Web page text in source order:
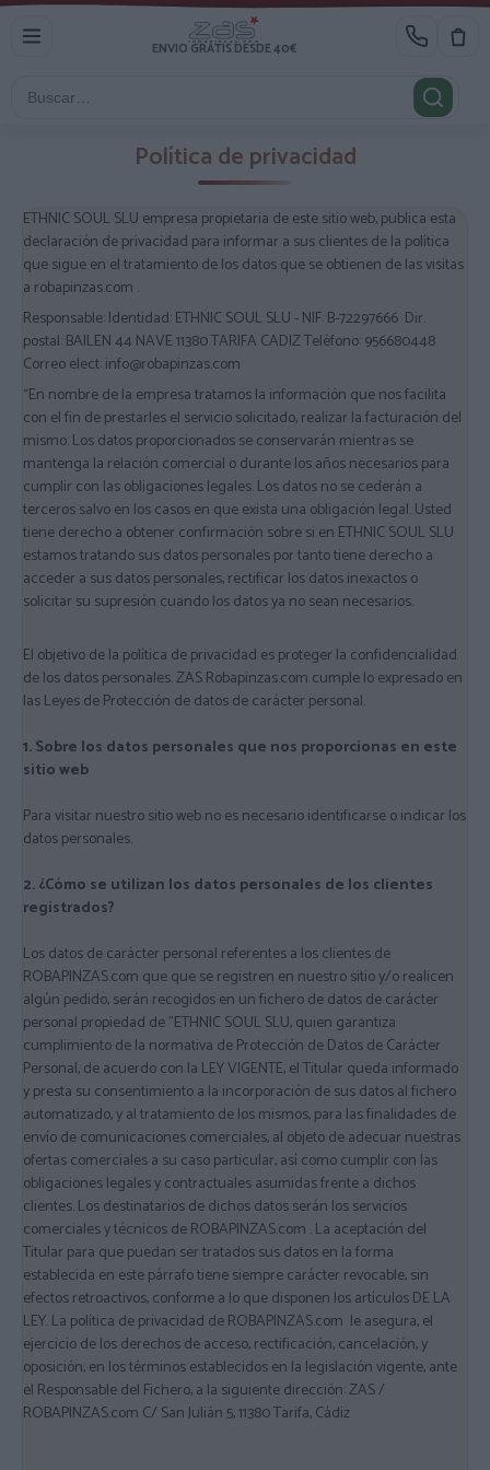
ENVIO GRATIS DESDE 40€
Política de privacidad
ETHNIC SOUL SLU empresa propietaria de este sitio web, publica esta
declaración de privacidad para informar a sus clientes de la política
que sigue en el tratamiento de los datos que se obtienen de las visitas
a robapinzas.com .
Responsable: Identidad: ETHNIC SOUL SLU - NIF: B-72297666 Dir.
postal: BAILEN 44 NAVE 11380 TARIFA CADIZ Teléfono: 956680448
Correo elect: info@robapinzas.com
“En nombre de la empresa tratamos la información que nos facilita
con el fin de prestarles el servicio solicitado, realizar la facturación del
mismo. Los datos proporcionados se conservarán mientras se
mantenga la relación comercial o durante los años necesarios para
cumplir con las obligaciones legales. Los datos no se cederán a
terceros salvo en los casos en que exista una obligación legal. Usted
tiene derecho a obtener confirmación sobre si en ETHNIC SOUL SLU
estamos tratando sus datos personales por tanto tiene derecho a
acceder a sus datos personales, rectificar los datos inexactos o
solicitar su supresión cuando los datos ya no sean necesarios.
El objetivo de la política de privacidad es proteger la confidencialidad
de los datos personales. ZAS Robapinzas.com cumple lo expresado en
las Leyes de Protección de datos de carácter personal.
1. Sobre los datos personales que nos proporcionas en este
sitio web
Para visitar nuestro sitio web no es necesario identificarse o indicar los
datos personales.
2. ¿Cómo se utilizan los datos personales de los clientes
registrados?
Los datos de carácter personal referentes a los clientes de
ROBAPINZAS.com que que se registren en nuestro sitio y/o realicen
algún pedido, serán recogidos en un fichero de datos de carácter
personal propiedad de "ETHNIC SOUL SLU, quien garantiza
cumplimiento de la normativa de Protección de Datos de Carácter
Personal, de acuerdo con la LEY VIGENTE, el Titular queda informado
y presta su consentimiento a la incorporación de sus datos al fichero
automatizado, y al tratamiento de los mismos, para las finalidades de
envío de comunicaciones comerciales, al objeto de adecuar nuestras
ofertas comerciales a su caso particular, así como cumplir con las
obligaciones legales y contractuales asumidas frente a dichos
clientes. Los destinatarios de dichos datos serán los servicios
comerciales y técnicos de ROBAPINZAS.com . La aceptación del
Titular para que puedan ser tratados sus datos en la forma
establecida en este párrafo tiene siempre carácter revocable, sin
efectos retroactivos, conforme a lo que disponen los artículos DE LA
LEY. La política de privacidad de ROBAPINZAS.com le asegura, el
ejercicio de los derechos de acceso, rectificación, cancelación, y
oposición, en los términos establecidos en la legislación vigente, ante
el Responsable del Fichero, a la siguiente dirección: ZAS /
ROBAPINZAS.com C/ San Julián 5, 11380 Tarifa, Cádiz